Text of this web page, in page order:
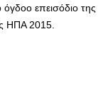
επεισόδιο της
ΗΠΑ 2015.